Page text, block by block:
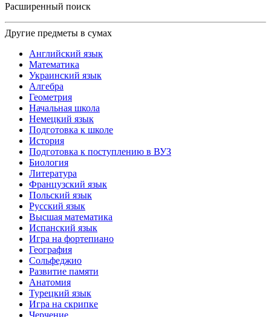
Расширенный поиск
Другие предметы в сумах
Английский язык
Математика
Украинский язык
Алгебра
Геометрия
Начальная школа
Немецкий язык
Подготовка к школе
История
Подготовка к поступлению в ВУЗ
Биология
Литература
Французский язык
Польский язык
Русский язык
Высшая математика
Испанский язык
Игра на фортепиано
География
Сольфеджио
Развитие памяти
Анатомия
Турецкий язык
Игра на скрипке
Черчение